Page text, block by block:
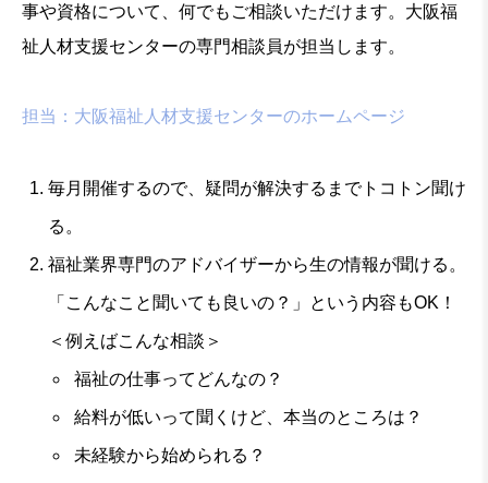
事や資格について、何でもご相談いただけます。大阪福
祉人材支援センターの専門相談員が担当します。
担当：大阪福祉人材支援センターのホームページ
毎月開催するので、疑問が解決するまでトコトン聞け
る。
福祉業界専門のアドバイザーから生の情報が聞ける。
「こんなこと聞いても良いの？」という内容もOK！
＜例えばこんな相談＞
福祉の仕事ってどんなの？
給料が低いって聞くけど、本当のところは？
未経験から始められる？